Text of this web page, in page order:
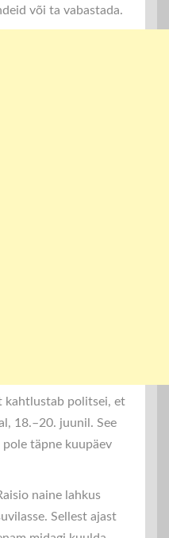
või ta vabastada.
kahtlustab politsei, et
18.–20. juunil. See
täpne kuupäev
naine lahkus
Sellest ajast